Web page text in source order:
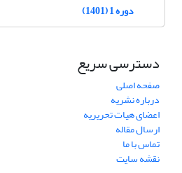
دوره 1 (1401)
دسترسی سریع
صفحه اصلی
درباره نشریه
اعضای هیات تحریریه
ارسال مقاله
تماس با ما
نقشه سایت